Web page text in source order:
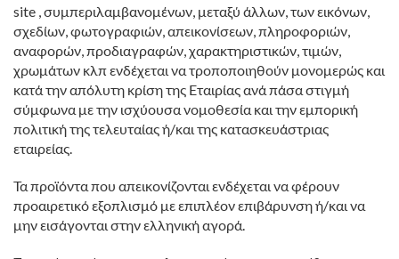
site , συμπεριλαμβανομένων, μεταξύ άλλων, των εικόνων,
σχεδίων, φωτογραφιών, απεικονίσεων, πληροφοριών,
αναφορών, προδιαγραφών, χαρακτηριστικών, τιμών,
χρωμάτων κλπ ενδέχεται να τροποποιηθούν μονομερώς και
κατά την απόλυτη κρίση της Εταιρίας ανά πάσα στιγμή
σύμφωνα με την ισχύουσα νομοθεσία και την εμπορική
πολιτική της τελευταίας ή/και της κατασκευάστριας
εταιρείας.
Τα προϊόντα που απεικονίζονται ενδέχεται να φέρουν
προαιρετικό εξοπλισμό με επιπλέον επιβάρυνση ή/και να
μην εισάγονται στην ελληνική αγορά.